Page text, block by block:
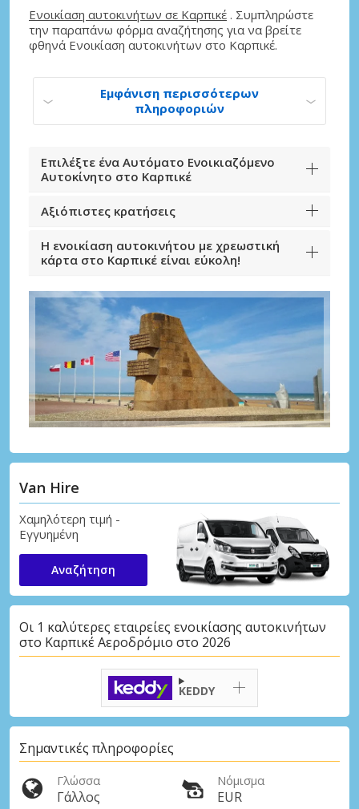
Ενοικίαση αυτοκινήτων σε Καρπικέ . Συμπληρώστε
την παραπάνω φόρμα αναζήτησης για να βρείτε
φθηνά Ενοικίαση αυτοκινήτων στο Καρπικέ.
Εμφάνιση περισσότερων
πληροφοριών
Επιλέξτε ένα Αυτόματο Ενοικιαζόμενο
Αυτοκίνητο στο Καρπικέ
Αξιόπιστες κρατήσεις
Η ενοικίαση αυτοκινήτου με χρεωστική
κάρτα στο Καρπικέ είναι εύκολη!
Van Hire
Χαμηλότερη τιμή -
Εγγυημένη
Αναζήτηση
Οι 1 καλύτερες εταιρείες ενοικίασης αυτοκινήτων
στο Καρπικέ Αεροδρόμιο στο 2026
KEDDY
Σημαντικές πληροφορίες
Γλώσσα
Γάλλος
Νόμισμα
EUR